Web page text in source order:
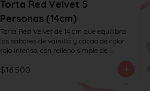
Torta Red Velvet 5
Personas (14cm)
Torta Red Velvet de 14 cm que equilibra
los sabores de vainilla y cacao de color
rojo intenso, con relleno simple de
solo en la parte superior. Recomendada
$16.500